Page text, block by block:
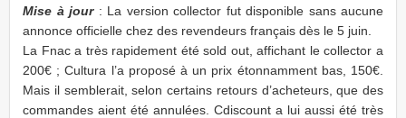
Mise à jour: La version collector fut disponible sans aucune
annonce officielle chez des revendeurs français dès le 5 juin.
La Fnac a très rapidement été sold out, affichant le collector a
200€ ; Cultura l’a proposé à un prix étonnamment bas, 150€.
Mais il semblerait, selon certains retours d’acheteurs, que des
commandes aient été annulées. Cdiscount a lui aussi été très